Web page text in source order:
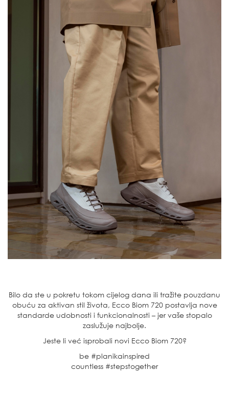
Bilo da ste u pokretu tokom cijelog dana ili tražite pouzdanu
obuću za aktivan stil života, Ecco Biom 720 postavlja nove
standarde udobnosti i funkcionalnosti – jer vaše stopalo
zaslužuje najbolje.
Jeste li već isprobali novi Ecco Biom 720?
be #planikainspired
countless #stepstogether